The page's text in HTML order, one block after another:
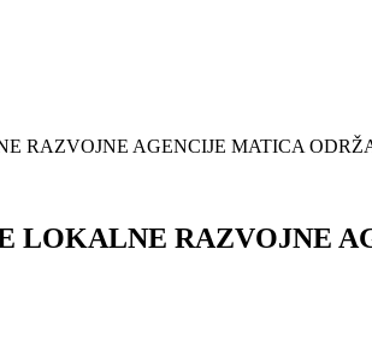
RAZVOJNE AGENCIJE MATICA
LOKALNE RAZVOJNE